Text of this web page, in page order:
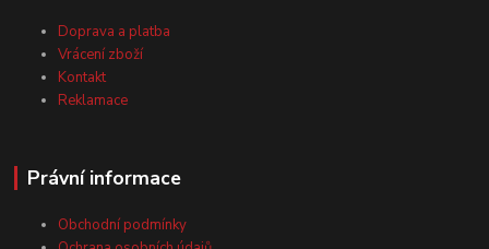
Doprava a platba
Vrácení zboží
Kontakt
Reklamace
Právní informace
Obchodní podmínky